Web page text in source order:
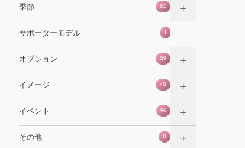
季節 80
サポーターモデル 1
オプション 29
イメージ 42
イベント 96
その他 11